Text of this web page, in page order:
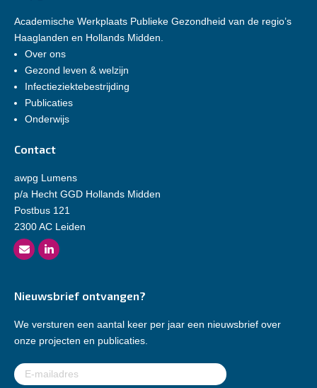
Academische Werkplaats Publieke Gezondheid van de regio’s
Haaglanden en Hollands Midden.
Over ons
Gezond leven & welzijn
Infectieziektebestrijding
Publicaties
Onderwijs
Contact
awpg Lumens
p/a Hecht GGD Hollands Midden
Postbus 121
2300 AC Leiden
Nieuwsbrief ontvangen?
We versturen een aantal keer per jaar een nieuwsbrief over
onze projecten en publicaties.
E-